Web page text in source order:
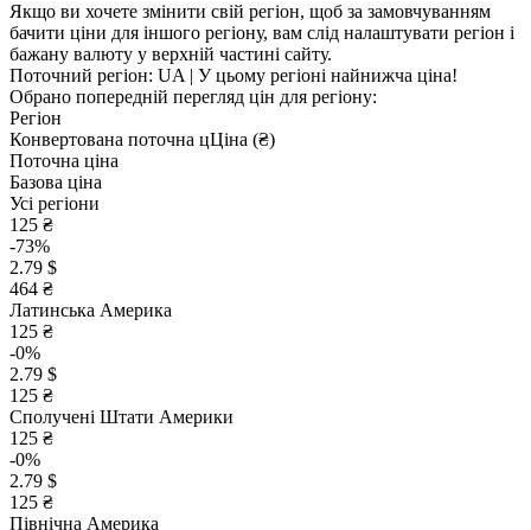
Якщо ви хочете змінити свій регіон, щоб за замовчуванням
бачити ціни для іншого регіону, вам слід налаштувати регіон і
бажану валюту у верхній частині сайту.
Поточний регіон: UA | У цьому регіоні найнижча ціна!
Обрано попередній перегляд цін для регіону:
Регіон
Конвертована поточна цЦіна (₴)
Поточна ціна
Базова ціна
Усі регіони
125 ₴
-73%
2.79 $
464 ₴
Латинська Америка
125 ₴
-0%
2.79 $
125 ₴
Сполучені Штати Америки
125 ₴
-0%
2.79 $
125 ₴
Північна Америка